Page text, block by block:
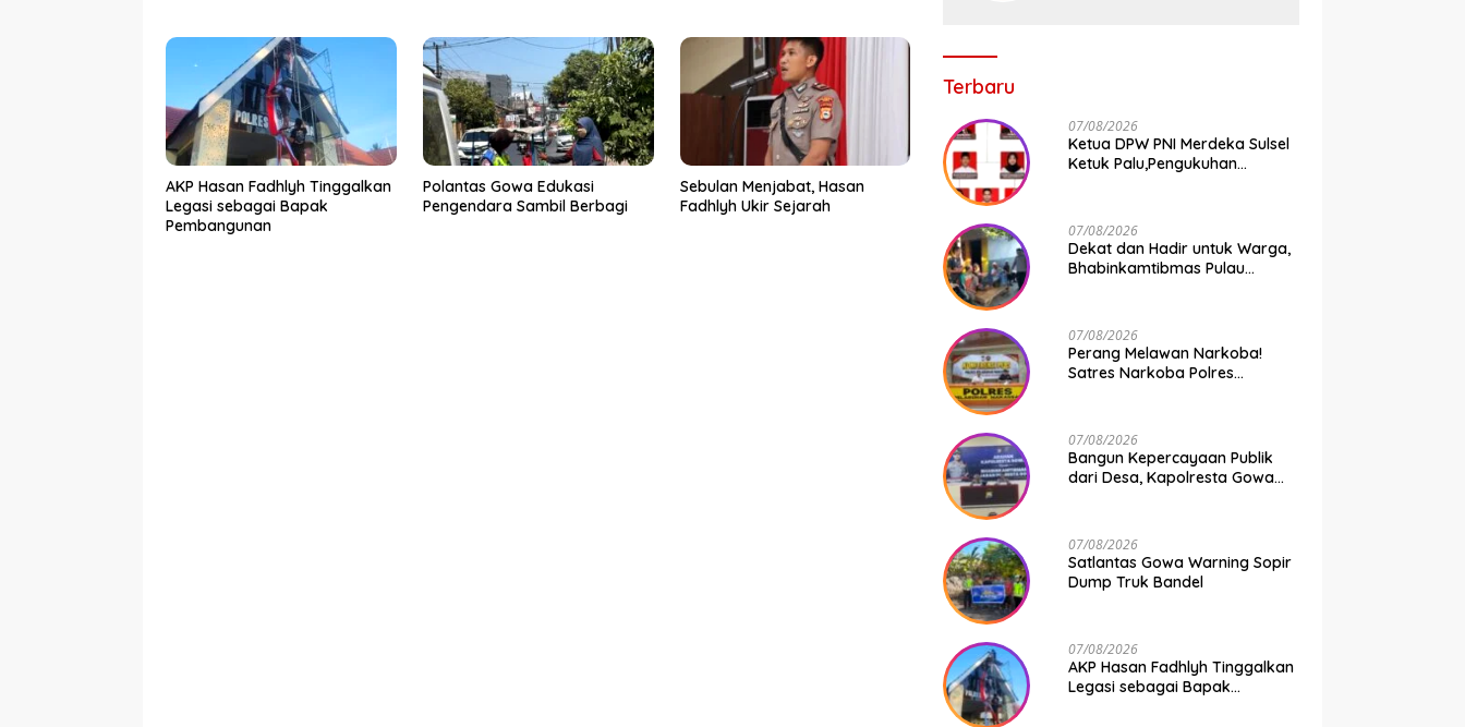
AKP Hasan Fadhlyh Tinggalkan
Legasi sebagai Bapak
Pembangunan
Polantas Gowa Edukasi
Pengendara Sambil Berbagi
Sebulan Menjabat, Hasan
Fadhlyh Ukir Sejarah
Terbaru
07/08/2026
Ketua DPW PNI Merdeka Sulsel
Ketuk Palu,Pengukuhan
07/08/2026
Dekat dan Hadir untuk Warga,
Bhabinkamtibmas Pulau
07/08/2026
Perang Melawan Narkoba!
Satres Narkoba Polres
Ditangkap
07/08/2026
Bangun Kepercayaan Publik
dari Desa, Kapolresta Gowa
Jajaran Polresta Gowa
07/08/2026
Satlantas Gowa Warning Sopir
Dump Truk Bandel
07/08/2026
AKP Hasan Fadhlyh Tinggalkan
Legasi sebagai Bapak